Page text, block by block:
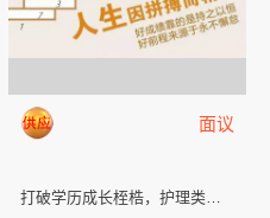
面议
打破学历成长桎梏，护理类高职生...